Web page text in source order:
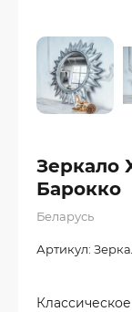
Зеркало
Барокко
Беларусь
Артикул: